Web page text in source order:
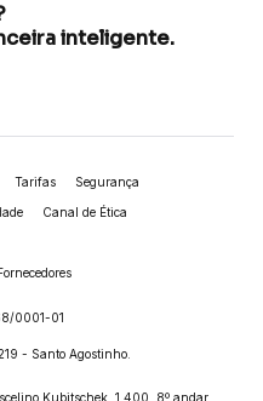
inteligente.
Tarifas Segurança
Canal de Ética
0001-01
- Santo Agostinho.
Kubitschek, 1.400, 8º andar,